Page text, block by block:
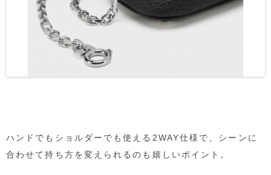
ハンドでもショルダーでも使える2WAY仕様で、シーンに
合わせて持ち方を変えられるのも嬉しいポイント。